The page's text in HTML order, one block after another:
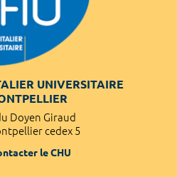
UNIVERSITAIRE
Doyen Giraud
cedex 5
le CHU